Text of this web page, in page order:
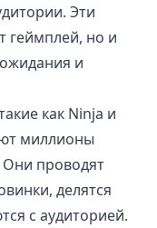
Эти
геймплей, но и
и
как Ninja и
миллионы
проводят
делятся
с аудиторией.